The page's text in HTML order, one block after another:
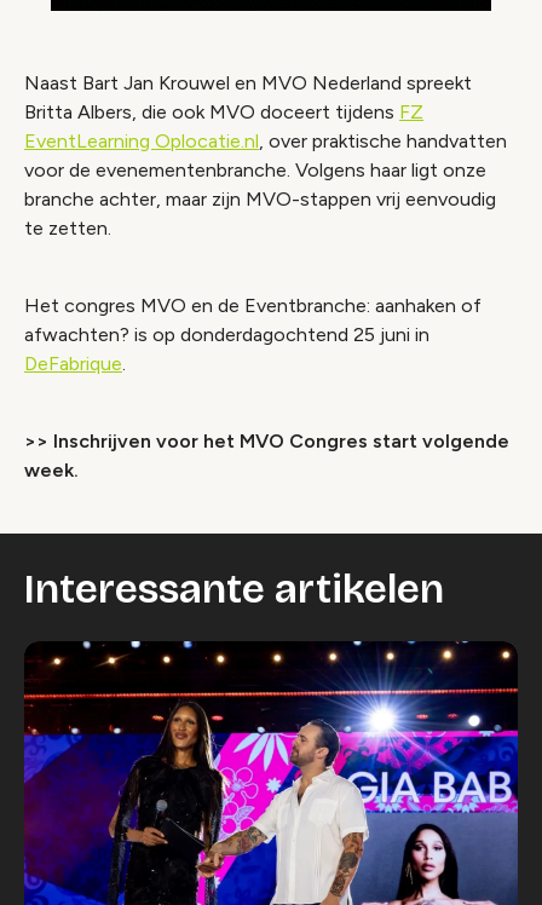
Naast Bart Jan Krouwel en MVO Nederland spreekt
Britta Albers, die ook MVO doceert tijdens FZ
EventLearning Oplocatie.nl, over praktische handvatten
voor de evenementenbranche. Volgens haar ligt onze
branche achter, maar zijn MVO-stappen vrij eenvoudig
te zetten.
Het congres MVO en de Eventbranche: aanhaken of
afwachten? is op donderdagochtend 25 juni in
DeFabrique.
>> Inschrijven voor het MVO Congres start volgende
week.
Interessante artikelen